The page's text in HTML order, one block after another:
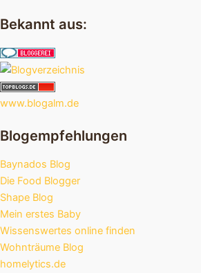
Bekannt aus:
www.blogalm.de
Blogempfehlungen
Baynados Blog
Die Food Blogger
Shape Blog
Mein erstes Baby
Wissenswertes online finden
Wohnträume Blog
homelytics.de